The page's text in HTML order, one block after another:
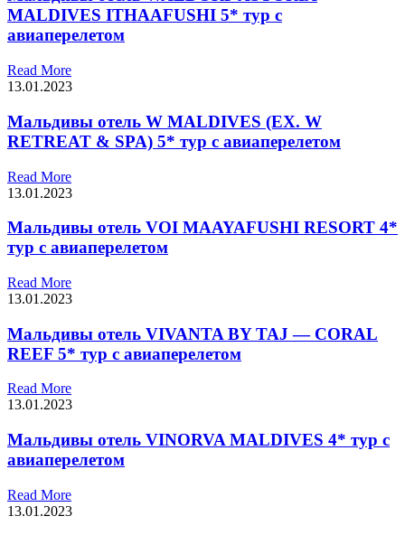
MALDIVES ITHAAFUSHI 5* тур с
авиаперелетом
Read More
13.01.2023
Мальдивы отель W MALDIVES (EX. W
RETREAT & SPA) 5* тур с авиаперелетом
Read More
13.01.2023
Мальдивы отель VOI MAAYAFUSHI RESORT 4*
тур с авиаперелетом
Read More
13.01.2023
Мальдивы отель VIVANTA BY TAJ — CORAL
REEF 5* тур с авиаперелетом
Read More
13.01.2023
Мальдивы отель VINORVA MALDIVES 4* тур с
авиаперелетом
Read More
13.01.2023